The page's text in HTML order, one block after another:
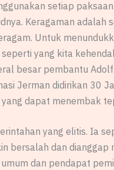
setiap
Keragaman adalah
Untuk
yang kita
besar pembantu
Jerman didirikan 30
dapat menembak
yang elitis. Ia
bersalah dan dianggap
dan pendapat